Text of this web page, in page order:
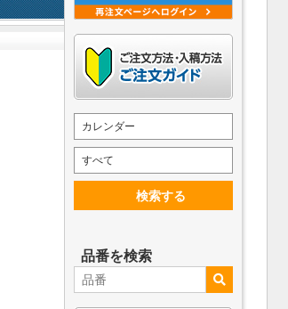
カレンダー
すべて
検索する
品番を検索